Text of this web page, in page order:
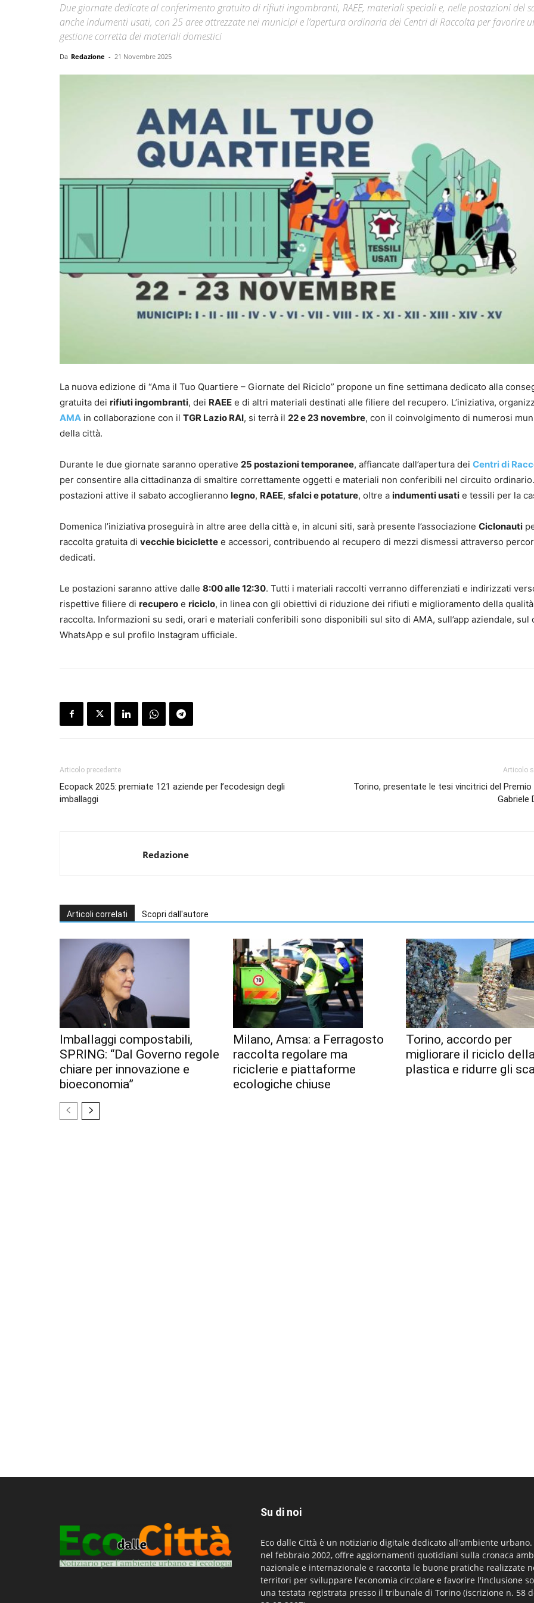
Città
Due giornate dedicate al conferimento gratuito di rifiuti ingombranti, RAEE, materiali speciali e, nelle postazioni del
anche indumenti usati, con 25 aree attrezzate nei municipi e l’apertura ordinaria dei Centri di Raccolta per favorire
gestione corretta dei materiali domestici
Da Redazione - 21 Novembre 2025
La nuova edizione di “Ama il Tuo Quartiere – Giornate del Riciclo” propone un fine settimana dedicato alla
gratuita dei rifiuti ingombranti, dei RAEE e di altri materiali destinati alle filiere del recupero. L’iniziativa,
AMA in collaborazione con il TGR Lazio RAI, si terrà il 22 e 23 novembre, con il coinvolgimento di numerosi
della città.
Durante le due giornate saranno operative 25 postazioni temporanee, affiancate dall’apertura dei Centri di
per consentire alla cittadinanza di smaltire correttamente oggetti e materiali non conferibili nel circuito
postazioni attive il sabato accoglieranno legno, RAEE, sfalci e potature, oltre a indumenti usati e tessili per la
Domenica l’iniziativa proseguirà in altre aree della città e, in alcuni siti, sarà presente l’associazione Ciclonauti
raccolta gratuita di vecchie biciclette e accessori, contribuendo al recupero di mezzi dismessi attraverso
dedicati.
Le postazioni saranno attive dalle 8:00 alle 12:30. Tutti i materiali raccolti verranno differenziati e indirizzati
rispettive filiere di recupero e riciclo, in linea con gli obiettivi di riduzione dei rifiuti e miglioramento della
raccolta. Informazioni su sedi, orari e materiali conferibili sono disponibili sul sito di AMA, sull’app aziendale, sul
WhatsApp e sul profilo Instagram ufficiale.
Articolo precedente
Ecopack 2025: premiate 121 aziende per l’ecodesign degli
imballaggi
Articolo
Torino, presentate le tesi vincitrici del Premio
Gabriele
Redazione
Articoli correlati Scopri dall'autore
Imballaggi compostabili,
SPRING: “Dal Governo regole
chiare per innovazione e
bioeconomia”
Milano, Amsa: a Ferragosto
raccolta regolare ma
riciclerie e piattaforme
ecologiche chiuse
Torino, accordo per
migliorare il riciclo
plastica e ridurre gli
Su di noi
Eco dalle Città è un notiziario digitale dedicato all'ambiente
nel febbraio 2002, offre aggiornamenti quotidiani sulla cronaca
nazionale e internazionale e racconta le buone pratiche realizzate
territori per sviluppare l'economia circolare e favorire l'inclusione
una testata registrata presso il tribunale di Torino (iscrizione n. 58